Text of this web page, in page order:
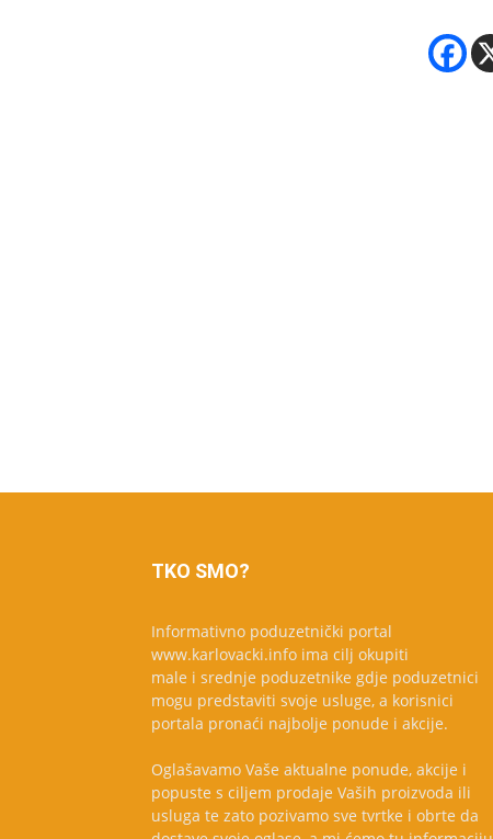
TKO SMO?
Informativno poduzetnički portal
www.karlovacki.info ima cilj okupiti
male i srednje poduzetnike gdje poduzetnici
mogu predstaviti svoje usluge, a korisnici
portala pronaći najbolje ponude i akcije.
Oglašavamo Vaše aktualne ponude, akcije i
popuste s ciljem prodaje Vaših proizvoda ili
usluga te zato pozivamo sve tvrtke i obrte da